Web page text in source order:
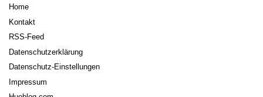
Home
Kontakt
RSS-Feed
Datenschutzerklärung
Datenschutz-Einstellungen
Impressum